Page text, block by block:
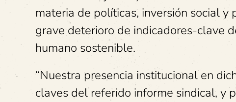
materia de políticas, inversión social
grave deterioro de indicadores-clave
humano sostenible.
“Nuestra presencia institucional en
claves del referido informe sindical, y